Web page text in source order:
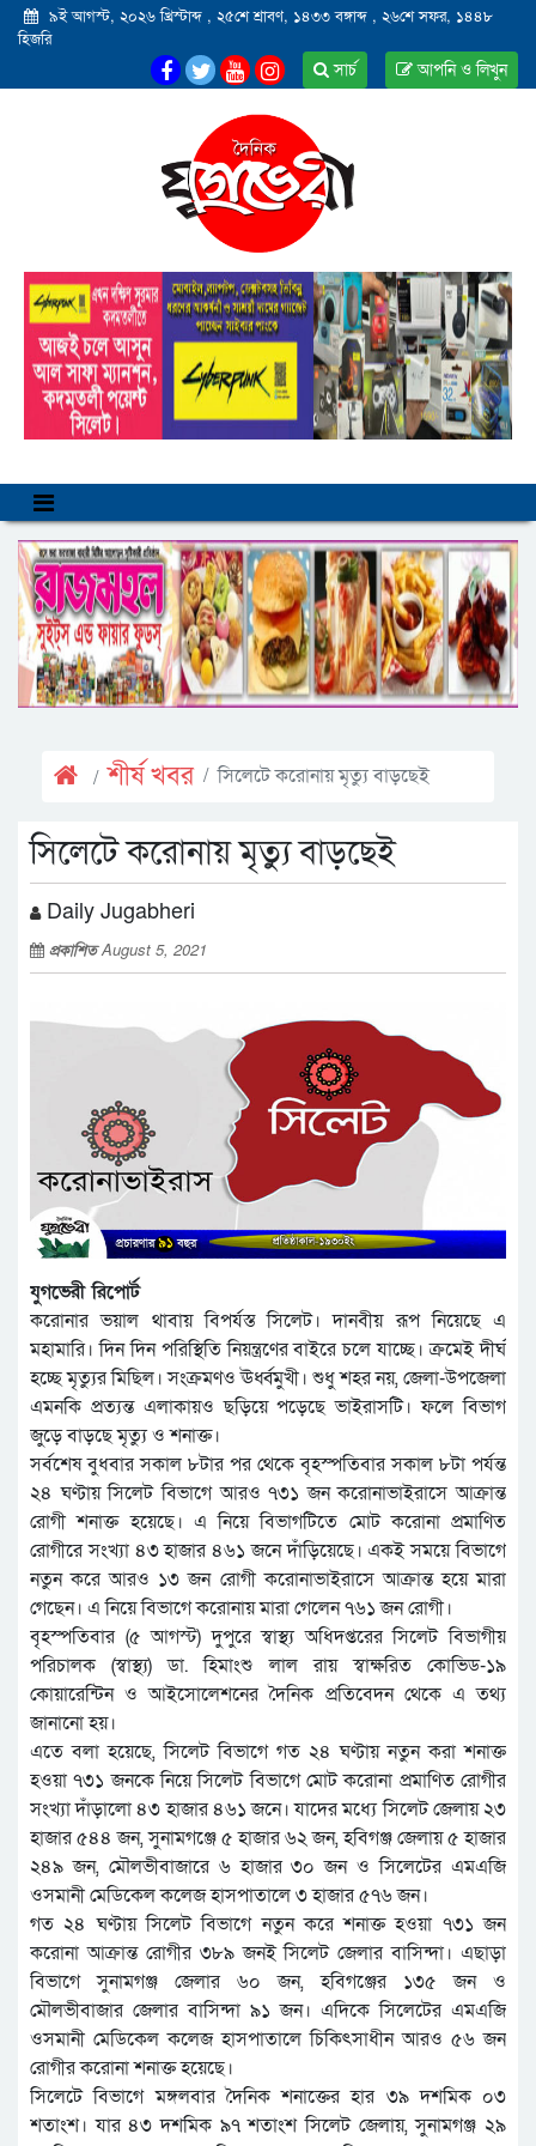
৯ই আগস্ট, ২০২৬ খ্রিস্টাব্দ , ২৫শে শ্রাবণ, ১৪৩৩ বঙ্গাব্দ , ২৬শে সফর, ১৪৪৮
হিজরি
আপনি ও লিখুন
সার্চ
শীর্ষ খবর সিলেটে করোনায় মৃত্যু বাড়ছেই
সিলেটে করোনায় মৃত্যু বাড়ছেই
Daily Jugabheri
প্রকাশিতAugust 5, 2021
যুগভেরী রিপোর্ট
করোনার ভয়াল থাবায় বিপর্যস্ত সিলেট। দানবীয় রূপ নিয়েছে এ
মহামারি। দিন দিন পরিস্থিতি নিয়ন্ত্রণের বাইরে চলে যাচ্ছে। ক্রমেই দীর্ঘ
হচ্ছে মৃত্যুর মিছিল। সংক্রমণও ঊর্ধ্বমুখী। শুধু শহর নয়, জেলা-উপজেলা
এমনকি প্রত্যন্ত এলাকায়ও ছড়িয়ে পড়েছে ভাইরাসটি। ফলে বিভাগ
জুড়ে বাড়ছে মৃত্যু ও শনাক্ত।
সর্বশেষ বুধবার সকাল ৮টার পর থেকে বৃহস্পতিবার সকাল ৮টা পর্যন্ত
২৪ ঘণ্টায় সিলেট বিভাগে আরও ৭৩১ জন করোনাভাইরাসে আক্রান্ত
রোগী শনাক্ত হয়েছে। এ নিয়ে বিভাগটিতে মোট করোনা প্রমাণিত
রোগীরে সংখ্যা ৪৩ হাজার ৪৬১ জনে দাঁড়িয়েছে। একই সময়ে বিভাগে
নতুন করে আরও ১৩ জন রোগী করোনাভাইরাসে আক্রান্ত হয়ে মারা
গেছেন। এ নিয়ে বিভাগে করোনায় মারা গেলেন ৭৬১ জন রোগী।
বৃহস্পতিবার (৫ আগস্ট) দুপুরে স্বাস্থ্য অধিদপ্তরের সিলেট বিভাগীয়
পরিচালক (স্বাস্থ্য) ডা. হিমাংশু লাল রায় স্বাক্ষরিত কোভিড-১৯
কোয়ারেন্টিন ও আইসোলেশনের দৈনিক প্রতিবেদন থেকে এ তথ্য
জানানো হয়।
এতে বলা হয়েছে, সিলেট বিভাগে গত ২৪ ঘণ্টায় নতুন করা শনাক্ত
হওয়া ৭৩১ জনকে নিয়ে সিলেট বিভাগে মোট করোনা প্রমাণিত রোগীর
সংখ্যা দাঁড়ালো ৪৩ হাজার ৪৬১ জনে। যাদের মধ্যে সিলেট জেলায় ২৩
হাজার ৫৪৪ জন, সুনামগঞ্জে ৫ হাজার ৬২ জন, হবিগঞ্জ জেলায় ৫ হাজার
২৪৯ জন, মৌলভীবাজারে ৬ হাজার ৩০ জন ও সিলেটের এমএজি
ওসমানী মেডিকেল কলেজ হাসপাতালে ৩ হাজার ৫৭৬ জন।
গত ২৪ ঘণ্টায় সিলেট বিভাগে নতুন করে শনাক্ত হওয়া ৭৩১ জন
করোনা আক্রান্ত রোগীর ৩৮৯ জনই সিলেট জেলার বাসিন্দা। এছাড়া
বিভাগে সুনামগঞ্জ জেলার ৬০ জন, হবিগঞ্জের ১৩৫ জন ও
মৌলভীবাজার জেলার বাসিন্দা ৯১ জন। এদিকে সিলেটের এমএজি
ওসমানী মেডিকেল কলেজ হাসপাতালে চিকিৎসাধীন আরও ৫৬ জন
রোগীর করোনা শনাক্ত হয়েছে।
সিলেটে বিভাগে মঙ্গলবার দৈনিক শনাক্তের হার ৩৯ দশমিক ০৩
শতাংশ। যার ৪৩ দশমিক ৯৭ শতাংশ সিলেট জেলায়, সুনামগঞ্জ ২৯